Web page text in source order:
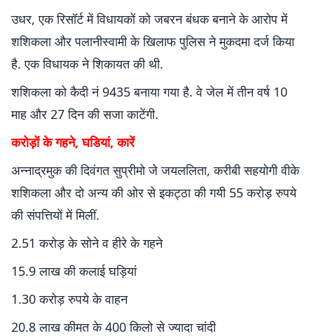
उधर, एक रिसॉर्ट में विधायकों को जबरन बंधक बनाने के आरोप में
शशिकला और पलानीस्वामी के खिलाफ पुलिस ने मुकदमा दर्ज किया
है. एक विधायक ने शिकायत की थी.
शशिकला को कैदी नं 9435 बनाया गया है. वे जेल में तीन वर्ष 10
माह और 27 दिन की सजा काटेंगी.
करोड़ों के गहने, घडियां, कारें
अन्नाद्रमुक की दिवंगत सुप्रीमो जे जयललिता, करीबी सहयोगी वीके
शशिकला और दो अन्य की ओर से इकट्ठा की गयी 55 करोड़ रुपये
की संपत्तियों में मिलीं.
2.51 करोड़ के सोने व हीरे के गहने
15.9 लाख की कलाई घड़ियां
1.30 करोड़ रुपये के वाहन
20.8 लाख कीमत के 400 किलो से ज्यादा चांदी